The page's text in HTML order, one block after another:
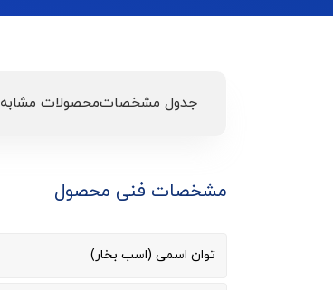
جدول مشخصاتمحصولات مشابه
مشخصات فنی محصول
توان اسمی (اسب بخار)